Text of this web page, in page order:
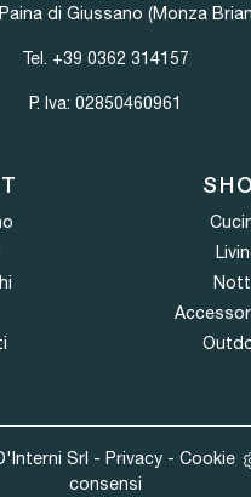
di Giussano (Monza
Tel. +39 0362 314157
P. Iva: 02850460961
Srl - Privacy- Cookie
consensi